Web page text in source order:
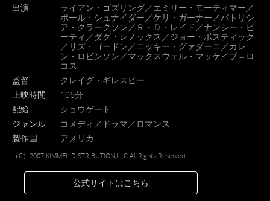
出演
ライアン・ゴズリング／エミリー・モーティマー／
ポール・シュナイダー／ケリ・ガーナー／パトリシ
ア・クラークソン／Ｒ・Ｄ・レイド／ナンシー・ビ
ーティ／ダグ・レノックス／ジョー・ボスティック
／リズ・ゴードン／ニッキー・グァダーニ／カレ
ン・ロビンソン／マックスウェル・マッケイブ＝ロ
コス
監督
クレイグ・ギレスピー
上映時間
106分
配給
ショウゲート
ジャンル
コメディ／ドラマ／ロマンス
製作国
アメリカ
（C）2007 KIMMEL DISTRIBUTION,LLC All Rights Reserved
公式サイトはこちら